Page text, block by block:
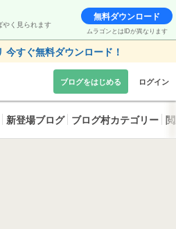
やく見られます
無料ダウンロード
ムラゴンとはIDが異なります
今すぐ無料ダウンロード！
ブログをはじめる ログイン
新登場ブログ ブログ村カテゴリー